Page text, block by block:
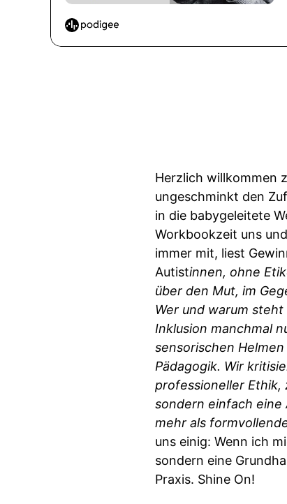
Herzlich willkommen
ungeschminkt den
in die babygeleitete
Workbookzeit uns
immer mit, liest
Autistinnen, ohne
über den Mut, im
Wer und warum
Inklusion manchmal
sensorischen
Pädagogik. Wir
professioneller Ethik,
sondern einfach eine
mehr als
uns einig: Wenn ich
sondern eine
Praxis. Shine On!